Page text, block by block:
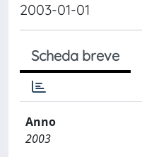
2003-01-01
Scheda breve
Anno
2003